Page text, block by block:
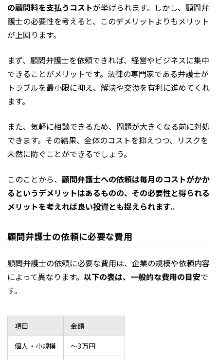
の顧問料を支払うコストが挙げられます。しかし、顧問弁
護士の必要性を考えると、このデメリットよりもメリット
が上回ります。
まず、顧問弁護士を依頼できれば、経営やビジネスに集中
できることがメリットです。法律の専門家である弁護士が
トラブルを最小限に抑え、解決や交渉を有利に進めてくれ
ます。
また、気軽に相談できるため、問題が大きくなる前に対処
できます。その結果、全体のコストを抑えつつ、リスクを
未然に防ぐことができるでしょう。
このことから、 顧問弁護士への依頼は毎月のコストがかか
るというデメリットはあるものの、その必要性と得られる
メリットを考えれば良い投資とも捉えられます。
顧問弁護士の依頼に必要な費用
顧問弁護士の依頼に必要な費用は、企業の規模や依頼内容
によって異なります。 以下の表は、一般的な費用の目安で
す。
項目 金額
個人・小規模 〜3万円